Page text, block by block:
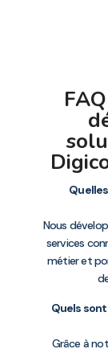
Nous
services
métier et
Quels
Grâce à